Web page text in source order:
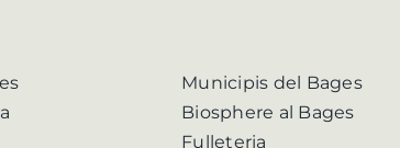
Municipis del Bages
Biosphere al Bages
Fulleteria